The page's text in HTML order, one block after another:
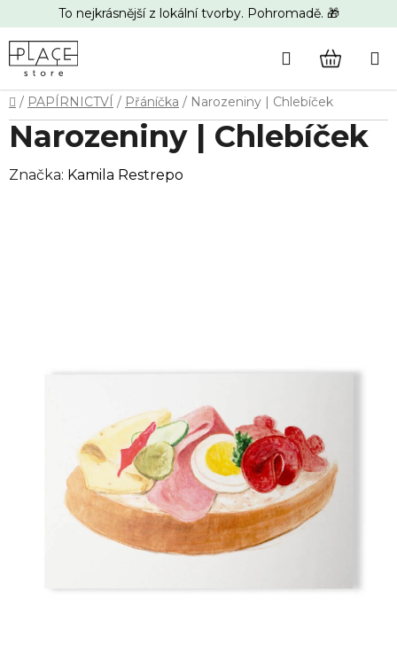
na
obsah
To nejkrásnější z lokální tvorby. Pohromadě. 🎁
Hledat
KOŠÍK
Domů
/ PAPÍRNICTVÍ / Přáníčka / Narozeniny | Chlebíček
Narozeniny | Chlebíček
Značka: Kamila Restrepo